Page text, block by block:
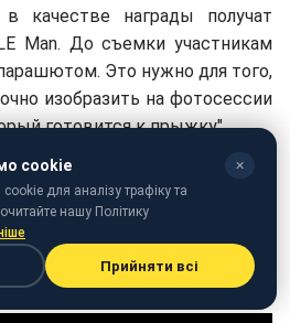
в качестве награды получат
Man. До съемки участникам
Это нужно для того,
изобразить на фотосессии
готовится к прыжку".
участников после прыжка
выиграет дорогой костюм от
— смотрите в 14 выпуске 4
по-українськи в эфире
у нас на Styler.
cookie ✕
для аналізу трафіку та
нашу Політику
Прийняти всі